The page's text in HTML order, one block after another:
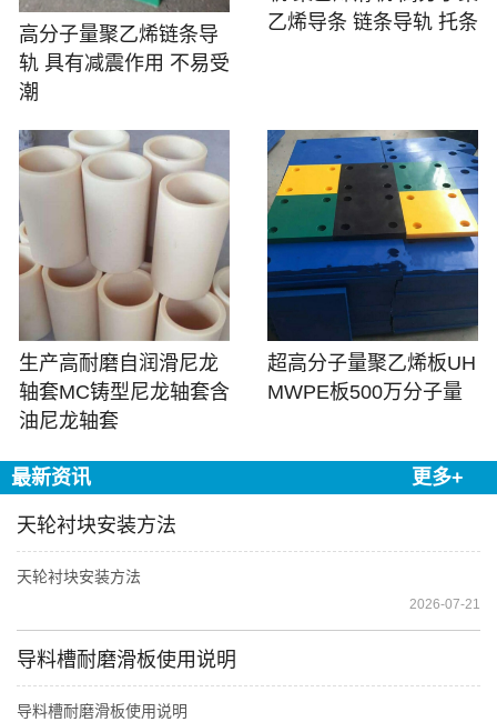
高分子量聚乙烯链条导
轨 具有减震作用 不易受
潮
乙烯导条 链条导轨 托条
生产高耐磨自润滑尼龙
轴套MC铸型尼龙轴套含
油尼龙轴套
超高分子量聚乙烯板UH
MWPE板500万分子量
最新资讯 更多+
天轮衬块安装方法
天轮衬块安装方法
2026-07-21
导料槽耐磨滑板使用说明
导料槽耐磨滑板使用说明